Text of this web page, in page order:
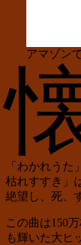
アマゾン
「わかれう
枯れすすき」
絶望し、死、
この曲は150
も輝いた大ヒ